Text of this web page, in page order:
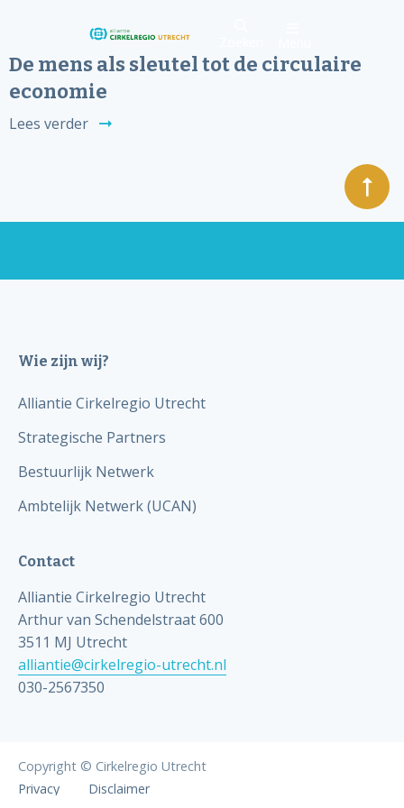
De mens als sleutel tot de circulaire
economie
Lees verder
Wie zijn wij?
Alliantie Cirkelregio Utrecht
Strategische Partners
Bestuurlijk Netwerk
Ambtelijk Netwerk (UCAN)
Contact
Alliantie Cirkelregio Utrecht
Arthur van Schendelstraat 600
3511 MJ Utrecht
alliantie@cirkelregio-utrecht.nl
030-2567350
Copyright © Cirkelregio Utrecht
Privacy
Disclaimer